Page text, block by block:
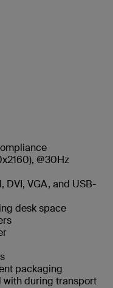
@30Hz
DVI, VGA, and USB-
desk space
packaging
with during transport